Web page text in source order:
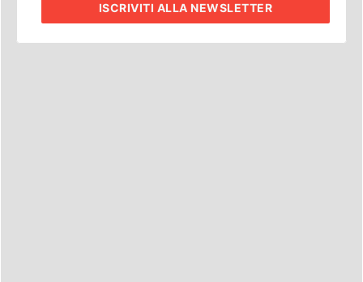
ISCRIVITI ALLA NEWSLETTER